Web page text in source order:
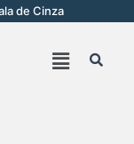
de Cinza